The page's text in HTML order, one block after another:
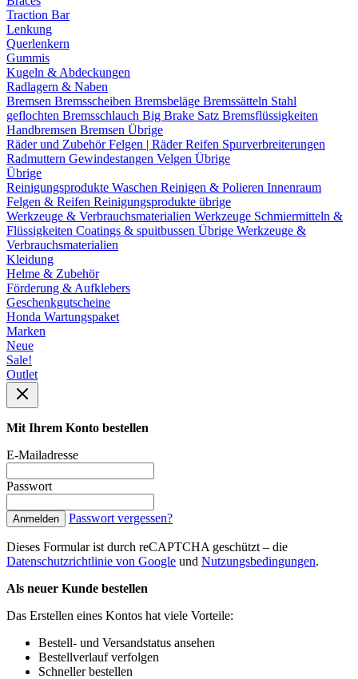
Traction Bar
Lenkung
Querlenkern
Gummis
Kugeln & Abdeckungen
Radlagern & Naben
Bremsen Bremsscheiben Bremsbeläge Bremssätteln Stahl
geflochten Bremsschlauch Big Brake Satz Bremsflüssigkeiten
Handbremsen Bremsen Übrige
Räder und ZubehörFelgen | RäderReifen Spurverbreiterungen
Radmuttern Gewindestangen Velgen Übrige
Übrige
Reinigungsprodukte Waschen Reinigen & Polieren Innenraum
Felgen & Reifen Reinigungsprodukte übrige
Werkzeuge & Verbrauchsmaterialien Werkzeuge Schmiermitteln &
Flüssigkeiten Coatings & spuitbussen Übrige Werkzeuge &
Verbrauchsmaterialien
Kleidung
Helme & Zubehör
Förderung & Aufklebers
Geschenkgutscheine
Honda Wartungspaket
Marken
Neue
Sale!
Outlet
Mit Ihrem Konto bestellen
E-Mailadresse
Passwort
Anmelden Passwort vergessen?
Dieses Formular ist durch reCAPTCHA geschützt – die
Datenschutzrichtlinie von Google und Nutzungsbedingungen.
Als neuer Kunde bestellen
Das Erstellen eines Kontos hat viele Vorteile:
Bestell- und Versandstatus ansehen
Bestellverlauf verfolgen
Schneller bestellen